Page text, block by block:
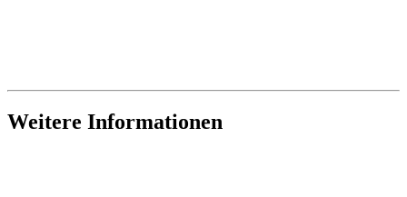
Weitere Informationen